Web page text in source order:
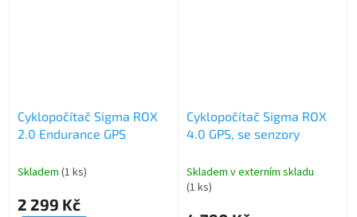
Cyklopočítač Sigma ROX
2.0 Endurance GPS
Skladem (1 ks)
2 299 Kč
Cyklopočítač Sigma ROX
4.0 GPS, se senzory
Skladem v externím skladu
(1 ks)